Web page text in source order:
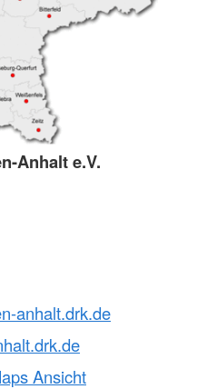
Anhalt e.V.
anhalt.drk.de
Ansicht